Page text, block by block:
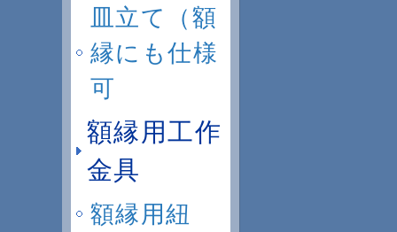
皿立て（額
縁にも仕様
可
額縁用工作
金具
額縁用紐